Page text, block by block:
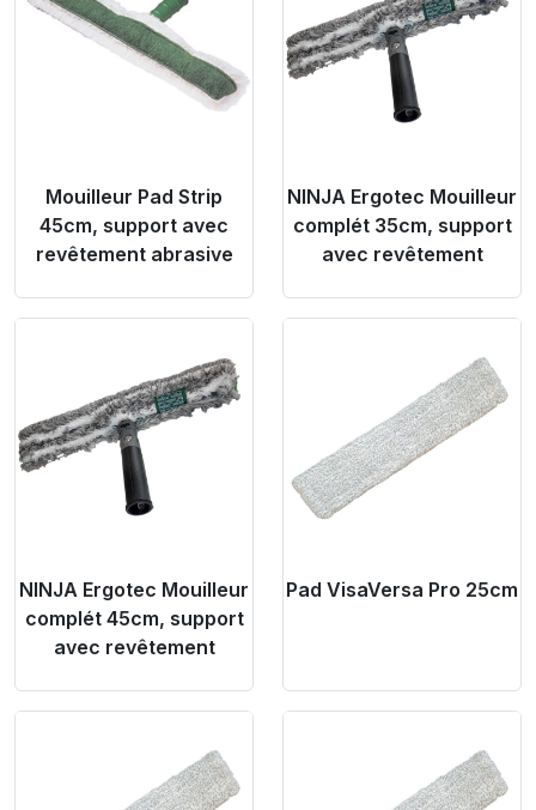
Mouilleur Pad Strip
45cm, support avec
revêtement abrasive
NINJA Ergotec Mouilleur
complét 35cm, support
avec revêtement
NINJA Ergotec Mouilleur
complét 45cm, support
avec revêtement
Pad VisaVersa Pro 25cm